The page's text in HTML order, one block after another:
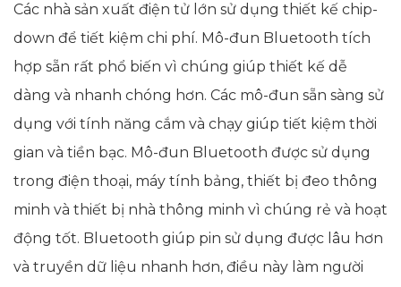
Các nhà sản xuất điện tử lớn sử dụng thiết kế chip-
down để tiết kiệm chi phí. Mô-đun Bluetooth tích
hợp sẵn rất phổ biến vì chúng giúp thiết kế dễ
dàng và nhanh chóng hơn. Các mô-đun sẵn sàng sử
dụng với tính năng cắm và chạy giúp tiết kiệm thời
gian và tiền bạc. Mô-đun Bluetooth được sử dụng
trong điện thoại, máy tính bảng, thiết bị đeo thông
minh và thiết bị nhà thông minh vì chúng rẻ và hoạt
động tốt. Bluetooth giúp pin sử dụng được lâu hơn
và truyền dữ liệu nhanh hơn, điều này làm người